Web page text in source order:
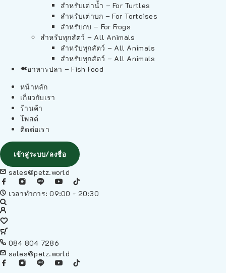
สำหรับเต่าน้ำ – For Turtles
สำหรับเต่าบก – For Tortoises
สำหรับกบ – For Frogs
สำหรับทุกสัตว์ – All Animals
สำหรับทุกสัตว์ – All Animals
สำหรับทุกสัตว์ – All Animals
อาหารปลา – Fish Food
หน้าหลัก
เกี่ยวกับเรา
ร้านค้า
โพสต์
ติดต่อเรา
เข้าสู่ระบบ/ลงชื่อ
sales@petz.world
เวลาทำการ: 09:00 - 20:30
084 804 7286
sales@petz.world